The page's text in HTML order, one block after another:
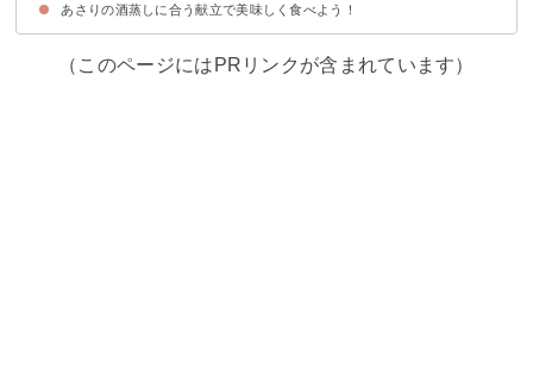
献立メニュー例①〜晩酌におすすめ〜
献立メニュー例②〜栄養バランスの整った夕食にしたい時におすすめ〜
献立メニュー例③〜魚介をたくさん食べたい日におすすめ〜
あさりの酒蒸しに合う献立で美味しく食べよう！
（このページにはPRリンクが含まれています）